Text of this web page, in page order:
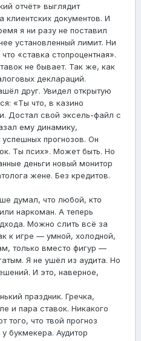
отчёт» выглядит
клиентских документов. И
я ни разу не поставил
установленный лимит. Ни
«ставка стопроцентная».
не бывает. Так же, как
деклараций.
друг. Увидел открытую
«Ты что, в казино
Достал свой эксель-файл с
ему динамику,
прогнозов. Он
Ты псих». Может быть. Но
деньги новый монитор
жене. Без кредитов.
думал, что любой, кто
наркоман. А теперь
Можно слить всё за
к игре — умной, холодной,
только вместо фигур —
Я не ушёл из аудита. Но
И это, наверное,
праздник. Гречка,
и пара ставок. Никакого
того, что твой прогноз
букмекера. Аудитор